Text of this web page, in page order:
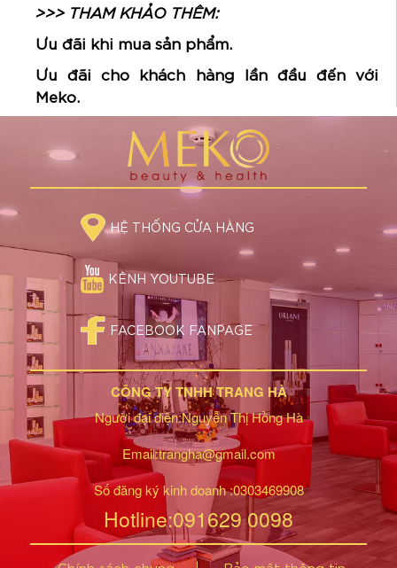
>>> THAM KHẢO THÊM:
Ưu đãi khi mua sản phẩm.
Ưu đãi cho khách hàng lần đầu đến với
Meko.
HỆ THỐNG CỬA HÀNG
KÊNH YOUTUBE
FACEBOOK FANPAGE
CÔNG TY TNHH TRANG HÀ
Người đại diện:Nguyễn Thị Hồng Hà
Email:trangha@gmail.com
Số đăng ký kinh doanh :0303469908
Hotline:091629 0098